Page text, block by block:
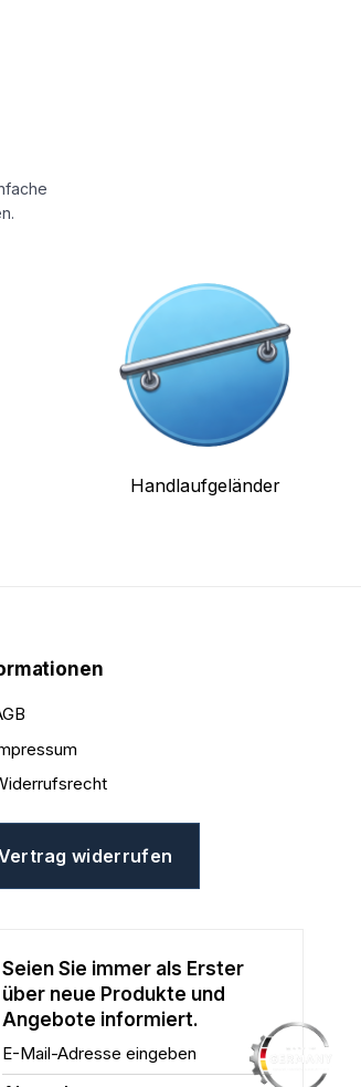
Handlaufgeländer
widerrufen
Seien Sie immer als Erster
über neue Produkte und
Angebote informiert.
E-Mail-Adresse eingeben